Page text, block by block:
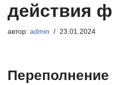
действия
автор: admin 23.01.2024